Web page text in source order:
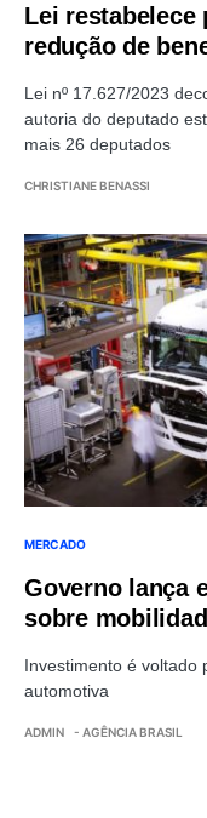
Lei restabelece
redução de
Lei nº 17.627/2023
autoria do deputado
mais 26 deputados
CHRISTIANE BENASSI
MERCADO
Governo lança
sobre
Investimento é voltado
automotiva
ADMIN - AGÊNCIA BRASIL